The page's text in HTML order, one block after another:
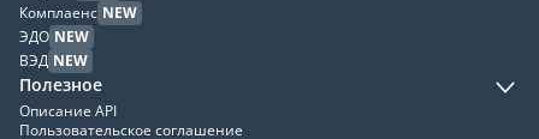
Комплаенс NEW
ЭДО NEW
ВЭД NEW
Полезное
Описание API
Пользовательское соглашение